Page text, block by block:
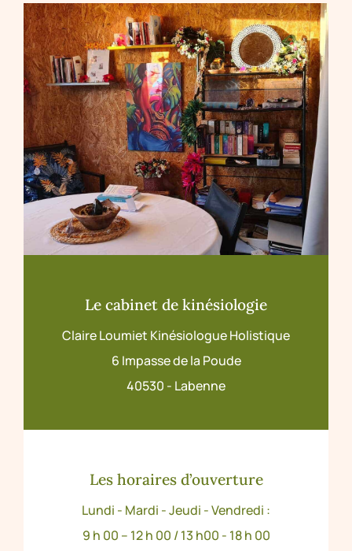
Le cabinet de kinésiologie
Claire Loumiet Kinésiologue Holistique
6 Impasse de la Poude
40530 - Labenne
Les horaires d’ouverture
Lundi - Mardi - Jeudi - Vendredi :
9 h 00 – 12 h 00 / 13 h00 - 18 h 00